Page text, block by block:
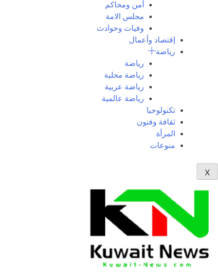
أمن ومحاكم
مجلس الامة
وفيات وحوادث
إقتصاد وأعمال
رياضة
رياضة
رياضة محلية
رياضة عربية
رياضة عالمية
تكنولوجيا
ثقافة وفنون
المرأة
منوعات
X
NE
News Elementor